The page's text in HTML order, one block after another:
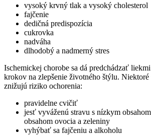
vysoký krvný tlak a vysoký cholesterol
fajčenie
dedičná predispozícia
cukrovka
nadváha
dlhodobý a nadmerný stres
Ischemickej chorobe sa dá predchádzať
krokov na zlepšenie životného štýlu. Niektoré
znižujú riziko ochorenia:
pravidelne cvičiť
jesť vyváženú stravu s nízkym
obsahom ovocia a zeleniny
vyhýbať sa fajčeniu a alkoholu